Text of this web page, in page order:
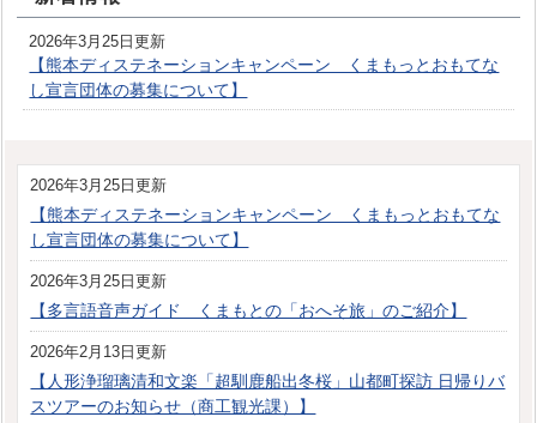
2026年3月25日更新
【熊本ディステネーションキャンペーン くまもっとおもてな
し宣言団体の募集について】
2026年3月25日更新
【熊本ディステネーションキャンペーン くまもっとおもてな
し宣言団体の募集について】
2026年3月25日更新
【多言語音声ガイド くまもとの「おへそ旅」のご紹介】
2026年2月13日更新
【人形浄瑠璃清和文楽「超馴鹿船出冬桜」山都町探訪 日帰りバ
スツアーのお知らせ（商工観光課）】